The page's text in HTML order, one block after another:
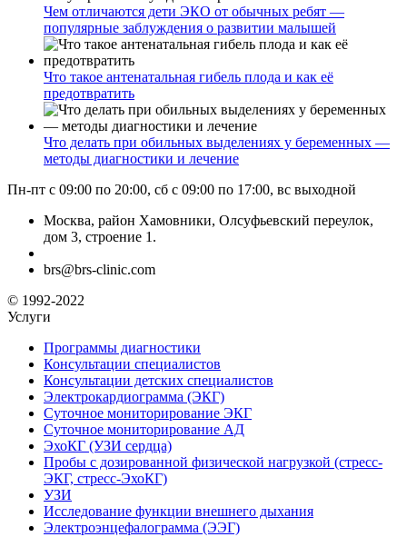
Чем отличаются дети ЭКО от обычных ребят —
популярные заблуждения о развитии малышей
Что такое антенатальная гибель плода и как её
предотвратить
Что делать при обильных выделениях у беременных —
методы диагностики и лечение
Пн-пт с 09:00 по 20:00, сб с 09:00 по 17:00, вс выходной
Москва, район Хамовники, Олсуфьевский переулок,
дом 3, строение 1.
brs@brs-clinic.com
© 1992-2022
Услуги
Программы диагностики
Консультации специалистов
Консультации детских специалистов
Электрокардиограмма (ЭКГ)
Суточное мониторирование ЭКГ
Суточное мониторирование АД
ЭхоКГ (УЗИ сердца)
Пробы с дозированной физической нагрузкой (стресс-
ЭКГ, стресс-ЭхоКГ)
УЗИ
Исследование функции внешнего дыхания
Электроэнцефалограмма (ЭЭГ)